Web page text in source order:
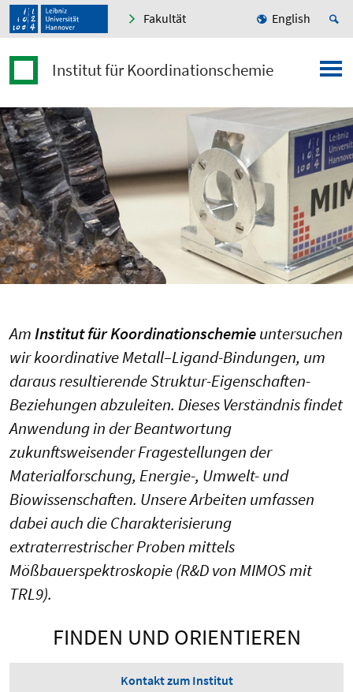
Fakultät English
Institut für Koordinationschemie
AmInstitut für Koordinationschemieuntersuchen
wir koordinative Metall–Ligand-Bindungen, um
daraus resultierende Struktur-Eigenschaften-
Beziehungen abzuleiten. Dieses Verständnis findet
Anwendung in der Beantwortung
zukunftsweisender Fragestellungen der
Materialforschung, Energie-, Umwelt- und
Biowissenschaften. Unsere Arbeiten umfassen
dabei auch die Charakterisierung
extraterrestrischer Proben mittels
Mößbauerspektroskopie (R&D von MIMOS mit
TRL9).
FINDEN UND ORIENTIEREN
Kontakt zum Institut